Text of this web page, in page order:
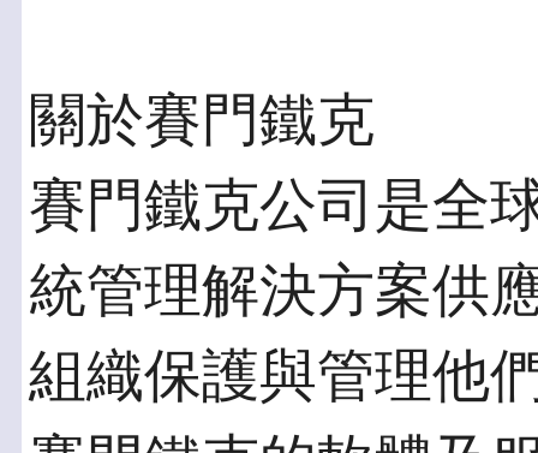
關於賽門鐵克
賽門鐵克公司是全
統管理解決方案供
組織保護與管理他